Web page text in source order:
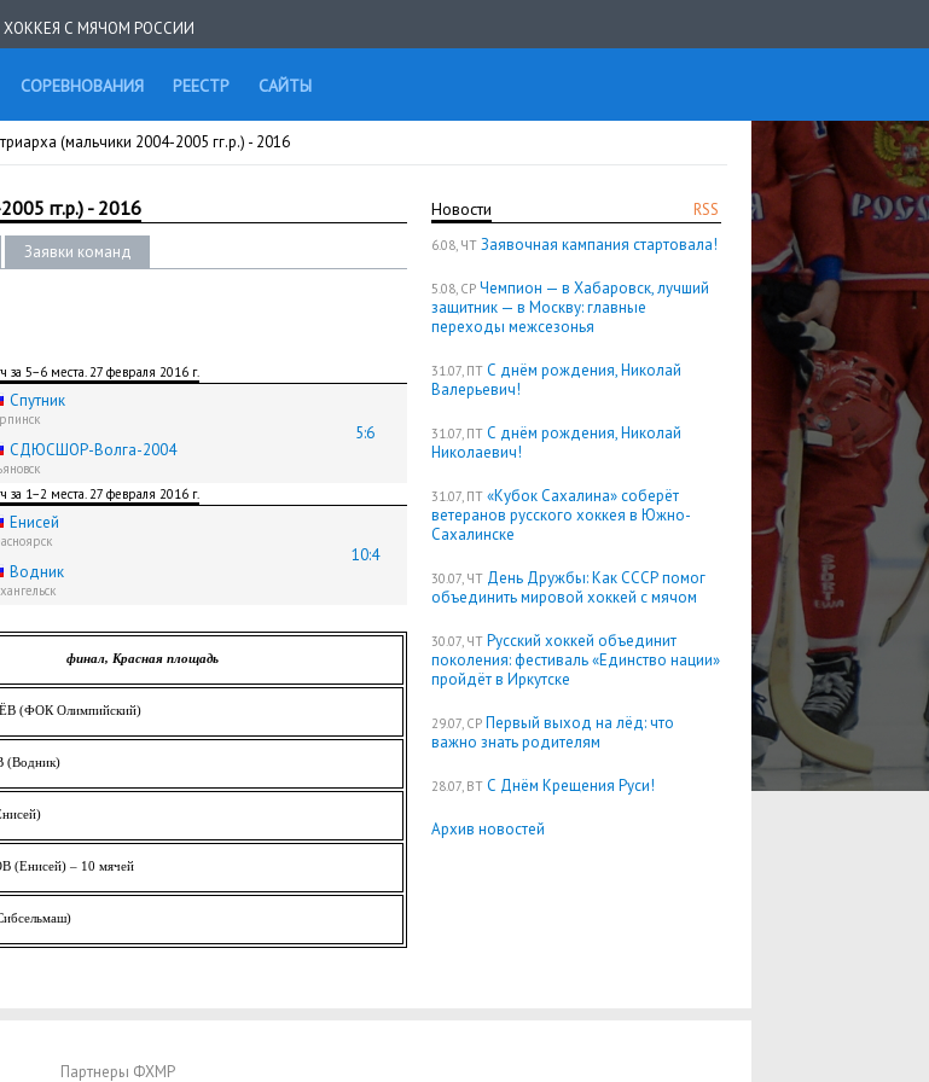
С МЯЧОМ РОССИИ
СОРЕВНОВАНИЯ РЕЕСТР САЙТЫ
(мальчики 2004-2005 гг.р.) - 2016
RSS
Новости
6.08, ЧТ Заявочная кампания стартовала!
5.08, СР Чемпион — в Хабаровск, лучший
защитник — в Москву: главные
переходы межсезонья
31.07, ПТ С днём рождения, Николай
Валерьевич!
31.07, ПТ С днём рождения, Николай
Николаевич!
31.07, ПТ «Кубок Сахалина» соберёт
ветеранов русского хоккея в Южно-
Сахалинске
30.07, ЧТ День Дружбы: Как СССР помог
объединить мировой хоккей с мячом
30.07, ЧТ Русский хоккей объединит
поколения: фестиваль «Единство нации»
пройдёт в Иркутске
29.07, СР Первый выход на лёд: что
важно знать родителям
28.07, ВТ С Днём Крещения Руси!
Архив новостей
гг.р.) - 2016
Заявки команд
за 5−6 места. 27 февраля 2016 г.
Спутник
5:6
СДЮСШОР-Волга-2004
за 1−2 места. 27 февраля 2016 г.
Енисей
10:4
Водник
финал, Красная площадь
(ФОК Олимпийский)
(Водник)
(Енисей) – 10 мячей
Партнеры ФХМР